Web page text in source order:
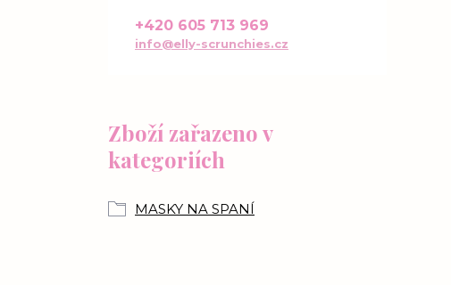
Zboží zařazeno v
kategoriích
MASKY NA SPANÍ
+420 605 713 969
info@elly-scrunchies.cz